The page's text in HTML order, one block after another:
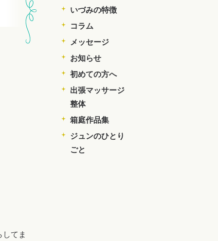
てま
いづみの特徴
コラム
メッセージ
お知らせ
初めての方へ
出張マッサージ
整体
箱庭作品集
ジュンのひとり
ごと